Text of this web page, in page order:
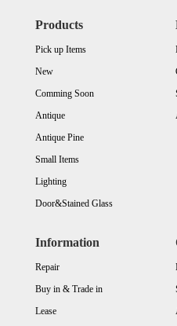
Products
Pick up Items
New
Comming Soon
Antique
Antique Pine
Small Items
Lighting
Door&Stained Glass
Information
Repair
Buy in & Trade in
Lease